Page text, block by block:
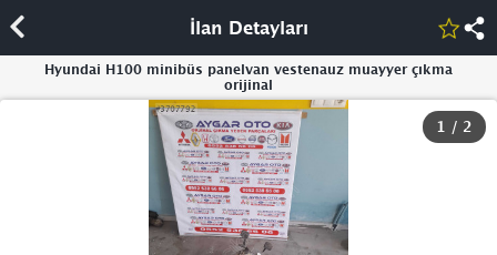
İlan Detayları
Hyundai H100 minibüs panelvan vestenauz muayyer çıkma
orijinal
1 / 2